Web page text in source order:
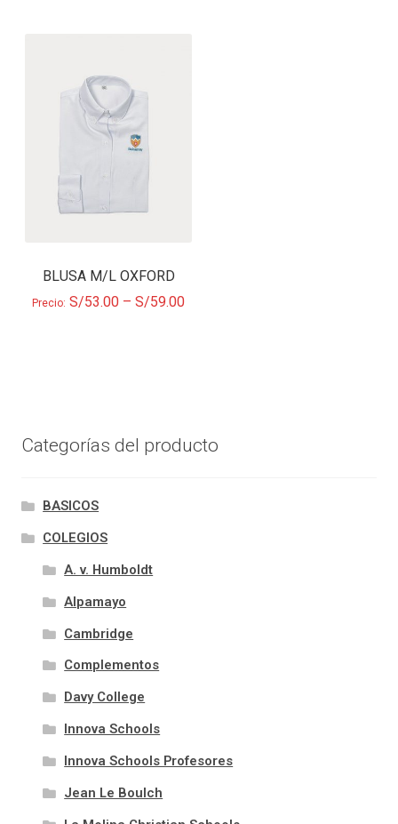
BLUSA M/L OXFORD
Precio: S/53.00 –S/59.00
Categorías del producto
BASICOS
COLEGIOS
A. v. Humboldt
Alpamayo
Cambridge
Complementos
Davy College
Innova Schools
Innova Schools Profesores
Jean Le Boulch